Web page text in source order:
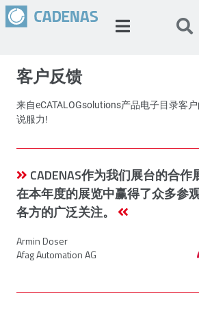
客户反馈
来自eCATALOGsolutions产品电子目录客
说服力!
CADENAS作为我们展台的合作
在本年度的展览中赢得了众多参
各方的广泛关注。
Armin Doser
Afag Automation AG